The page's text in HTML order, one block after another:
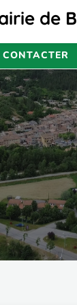
de